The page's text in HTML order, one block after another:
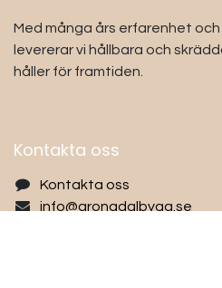
Med många års erfarenhet
levererar vi hållbara och
håller för framtiden.
Kontakta oss
Kontakta oss
info@gronadalbygg.se